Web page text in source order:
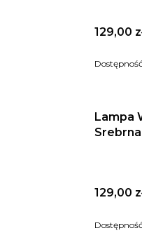
Cena
129,00
Lampa
Srebrna
Cena
129,00